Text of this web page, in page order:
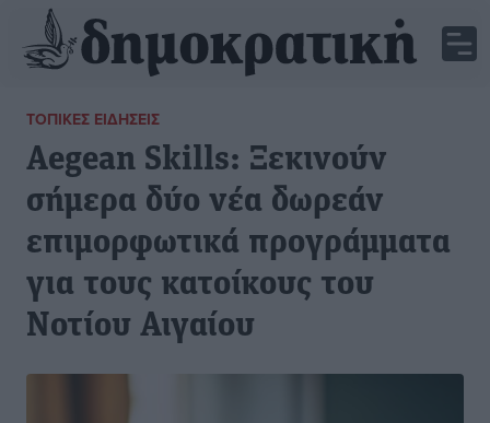
ΤΟΠΙΚΈΣ ΕΙΔΉΣΕΙΣ
Aegean Skills: Ξεκινούν
σήμερα δύο νέα δωρεάν
επιμορφωτικά προγράμματα
για τους κατοίκους του
Νοτίου Αιγαίου